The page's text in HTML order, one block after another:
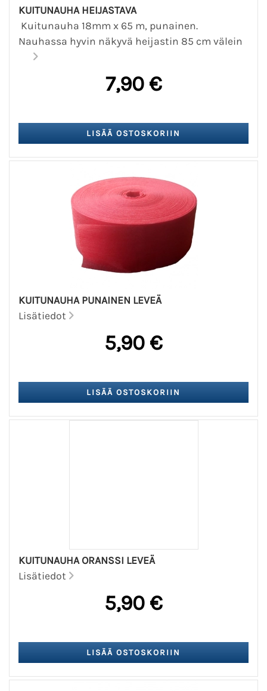
KUITUNAUHA HEIJASTAVA
Kuitunauha 18mm x 65 m, punainen.
Nauhassa hyvin näkyvä heijastin 85 cm välein
7,90 €
KUITUNAUHA PUNAINEN LEVEÄ
Lisätiedot
5,90 €
KUITUNAUHA ORANSSI LEVEÄ
Lisätiedot
5,90 €